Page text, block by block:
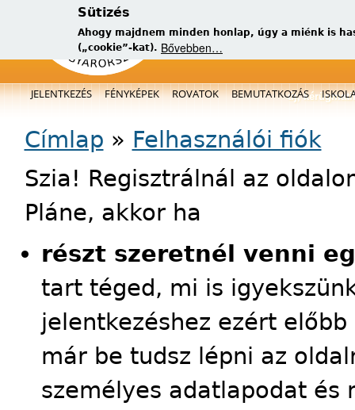
Sütizés
Ahogy majdnem minden honlap, úgy a miénk is
(„cookie”-kat). Bővebben…
új,
Főmenü
JELENTKEZÉS FÉNYKÉPEK ROVATOK BEMUTATKOZÁS
Jelenlegi hely
Címlap » Felhasználói fiók
Szia! Regisztrálnál az
Pláne, akkor ha
részt szeretnél venni
tart téged, mi is
jelentkezéshez ezért
már be tudsz lépni az
személyes adatlapodat és